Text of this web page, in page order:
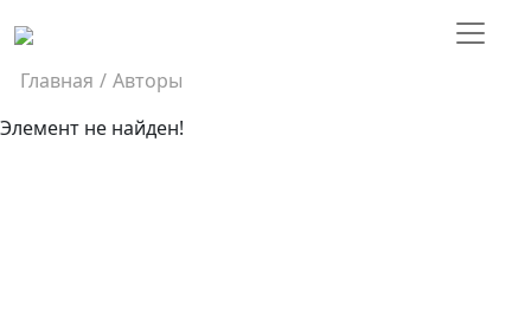
Главная / Авторы
Элемент не найден!